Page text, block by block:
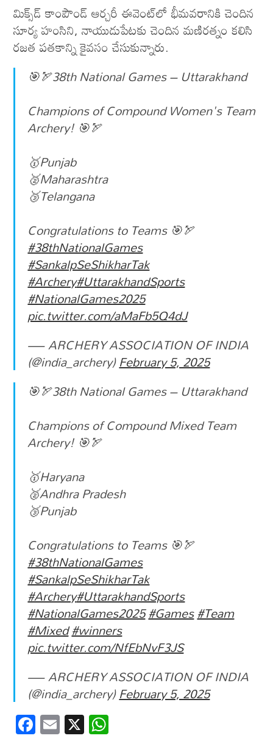
మిక్స్‌డ్ కాంపౌండ్ ఆర్చరీ ఈవెంట్‌లో భీమవరానికి చెందిన
సూర్య హంసిని, నాయుడుపేటకు చెందిన మణిరత్నం కలిసి
రజత పతకాన్ని కైవసం చేసుకున్నారు.
🎯🏹38th National Games – Uttarakhand
Champions of Compound Women's Team
Archery! 🎯🏹
🥇Punjab
🥈Maharashtra
🥉Telangana
Congratulations to Teams 🎯🏹
#38thNationalGames
#SankalpSeShikharTak
#Archery#UttarakhandSports
#NationalGames2025
pic.twitter.com/aMaFb5Q4dJ
— ARCHERY ASSOCIATION OF INDIA
(@india_archery)February 5, 2025
🎯🏹38th National Games – Uttarakhand
Champions of Compound Mixed Team
Archery! 🎯🏹
🥇Haryana
🥈Andhra Pradesh
🥉Punjab
Congratulations to Teams 🎯🏹
#38thNationalGames
#SankalpSeShikharTak
#Archery#UttarakhandSports
#NationalGames2025#Games#Team
#Mixed#winners
pic.twitter.com/NfEbNvF3JS
— ARCHERY ASSOCIATION OF INDIA
(@india_archery)February 5, 2025
F
ac
E
m
X